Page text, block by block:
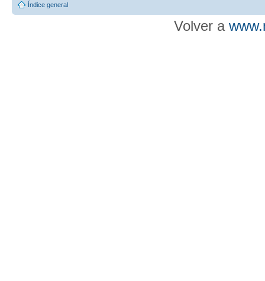
Índice general
Volver a